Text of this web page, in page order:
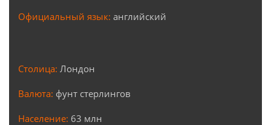
Официальный язык: английский
Столица: Лондон
Валюта: фунт стерлингов
Население: 63 млн